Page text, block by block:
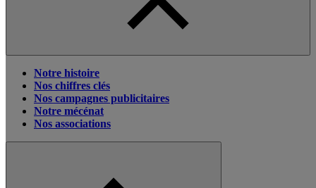
Notre histoire
Nos chiffres clés
Nos campagnes publicitaires
Notre mécénat
Nos associations